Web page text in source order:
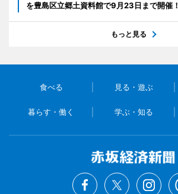
を豊島区立郷土資料館で9月23日まで開催！
もっと見る
食べる 見る・遊ぶ
暮らす・働く 学ぶ・知る